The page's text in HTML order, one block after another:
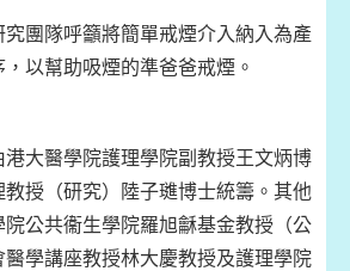
團隊呼籲將簡單戒煙介入納入為產
以幫助吸煙的準爸爸戒煙。
大醫學院護理學院副教授王文炳博
授（研究）陸子璡博士統籌。其他
公共衞生學院羅旭龢基金教授（公
學講座教授林大慶教授及護理學院